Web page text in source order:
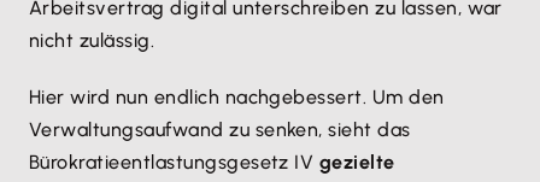
Arbeitsvertrag digital unterschreiben zu lassen, war
nicht zulässig.
Hier wird nun endlich nachgebessert. Um den
Verwaltungsaufwand zu senken, sieht das
Bürokratieentlastungsgesetz IV gezielte